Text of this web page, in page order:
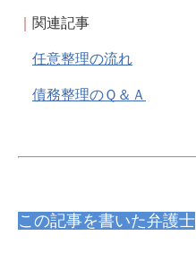
関連記事
任意整理の流れ
債務整理のＱ＆Ａ
この記事を書いた弁護士